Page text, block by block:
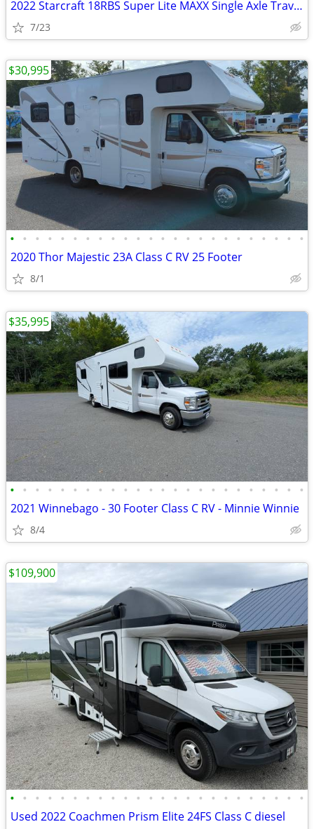
2022 Starcraft 18RBS Super Lite MAXX Single Axle Travel Trailer Camper
7/23
• • • • • • • • • • • • • • • • • • • • • • • •
2020 Thor Majestic 23A Class C RV 25 Footer
8/1
$30,995
• • • • • • • • • • • • • • • • • • • • • • • •
2021 Winnebago - 30 Footer Class C RV - Minnie Winnie
8/4
$35,995
• • • • • • • • • • • • • • • • • • • • • • • •
Used 2022 Coachmen Prism Elite 24FS Class C diesel
$109,900